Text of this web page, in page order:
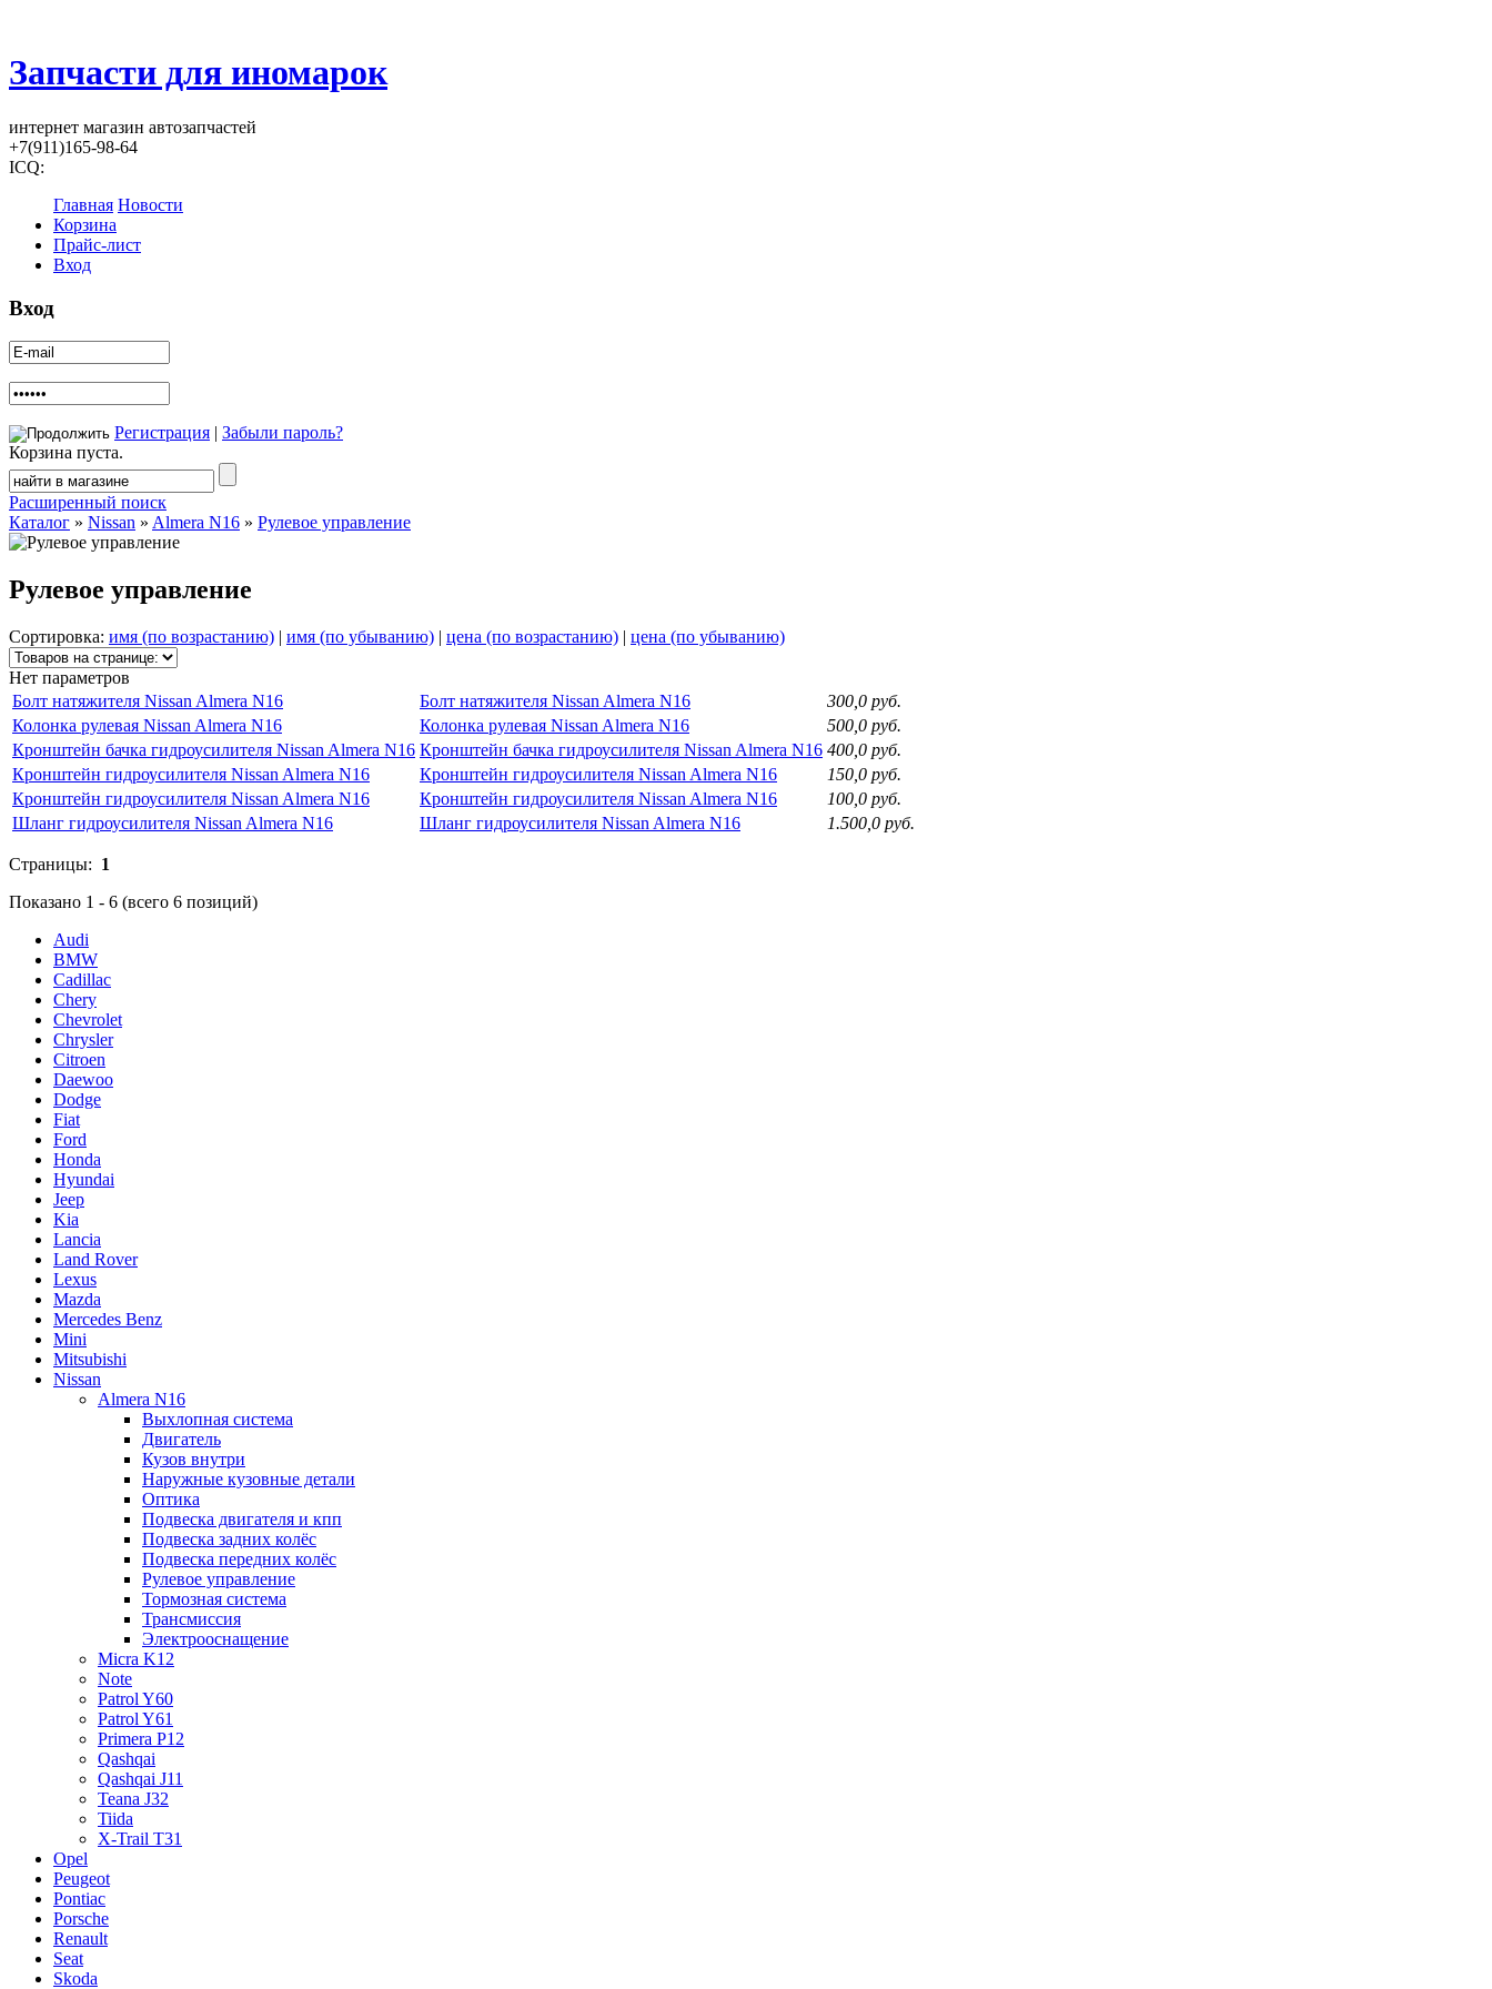
Запчасти для иномарок
интернет магазин автозапчастей
+7(911)165-98-64
ICQ:
Главная Новости
Корзина
Прайс-лист
Вход
Вход
Регистрация | Забыли пароль?
Корзина пуста.
Расширенный поиск
Каталог » Nissan » Almera N16 » Рулевое управление
Рулевое управление
Сортировка: имя (по возрастанию) | имя (по убыванию) | цена (по возрастанию) | цена (по убыванию)
Нет параметров
Болт натяжителя Nissan Almera N16
Болт натяжителя Nissan Almera N16
300,0 руб.
Колонка рулевая Nissan Almera N16
Колонка рулевая Nissan Almera N16
500,0 руб.
Кронштейн бачка гидроусилителя Nissan Almera N16 Кронштейн бачка гидроусилителя Nissan Almera N16 400,0 руб.
Кронштейн гидроусилителя Nissan Almera N16
Кронштейн гидроусилителя Nissan Almera N16
150,0 руб.
Кронштейн гидроусилителя Nissan Almera N16
Кронштейн гидроусилителя Nissan Almera N16
100,0 руб.
Шланг гидроусилителя Nissan Almera N16
Шланг гидроусилителя Nissan Almera N16 1.500,0 руб.
Страницы: 1
Показано 1 - 6 (всего 6 позиций)
Audi
BMW
Cadillac
Chery
Chevrolet
Chrysler
Citroen
Daewoo
Dodge
Fiat
Ford
Honda
Hyundai
Jeep
Kia
Lancia
Land Rover
Lexus
Mazda
Mercedes Benz
Mini
Mitsubishi
Nissan
Almera N16
Выхлопная система
Двигатель
Кузов внутри
Наружные кузовные детали
Оптика
Подвеска двигателя и кпп
Подвеска задних колёс
Подвеска передних колёс
Рулевое управление
Тормозная система
Трансмиссия
Электрооснащение
Micra K12
Note
Patrol Y60
Patrol Y61
Primera P12
Qashqai
Qashqai J11
Teana J32
Tiida
X-Trail T31
Opel
Peugeot
Pontiac
Porsche
Renault
Seat
Skoda